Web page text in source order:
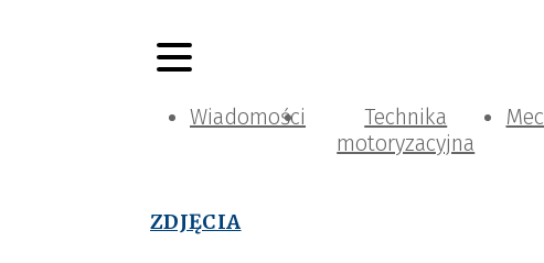
Wiadomości
Technika
motoryzacyjna
ZDJĘCIA